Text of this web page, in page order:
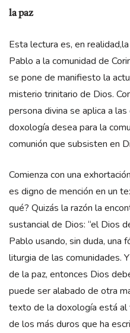
la paz
Esta lectura es, en
Pablo a la comunidad de
se pone de manifiesto la
misterio trinitario de Dios.
persona divina se aplica a
doxología desea para la
comunión que subsisten en
Comienza con una
es digno de mención en un
qué? Quizás la razón la
sustancial de Dios: “el Dios
Pablo usando, sin duda, una
liturgia de las comunidades.
de la paz, entonces Dios
puede ser alabado de otra
texto de la doxología está
de los más duros que ha